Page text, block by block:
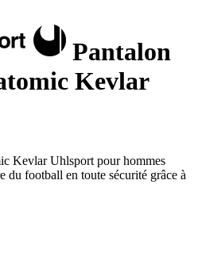
Pantalon
Kevlar
Kevlar Uhlsport pour hommes
du football en toute sécurité grâce à